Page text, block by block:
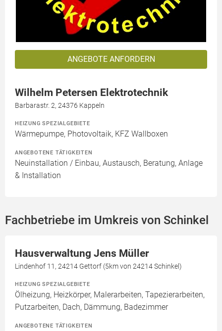
ANGEBOTE ANFORDERN
Wilhelm Petersen Elektrotechnik
Barbarastr. 2, 24376 Kappeln
HEIZUNG SPEZIALGEBIETE
Wärmepumpe, Photovoltaik, KFZ Wallboxen
ANGEBOTENE TÄTIGKEITEN
Neuinstallation / Einbau, Austausch, Beratung, Anlage
& Installation
Fachbetriebe im Umkreis von Schinkel
Hausverwaltung Jens Müller
Lindenhof 11, 24214 Gettorf (5km von 24214 Schinkel)
HEIZUNG SPEZIALGEBIETE
Ölheizung, Heizkörper, Malerarbeiten, Tapezierarbeiten,
Putzarbeiten, Dach, Dämmung, Badezimmer
ANGEBOTENE TÄTIGKEITEN